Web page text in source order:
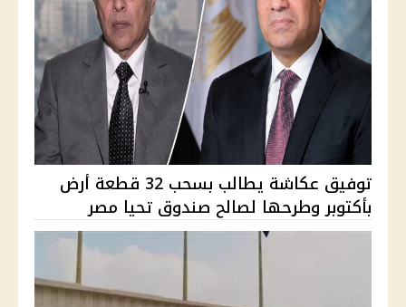
توفيق عكاشة يطالب بسحب 32 قطعة أرض
بأكتوبر وطرحها لصالح صندوق تحيا مصر